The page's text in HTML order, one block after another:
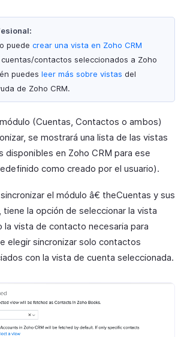
puede crear una vista en Zoho CRM
contactos seleccionados a Zoho
puedes leer más sobre vistas del
de Zoho CRM.
(Cuentas, Contactos o ambos)
se mostrará una lista de las vistas
disponibles en Zoho CRM para ese
como creado por el usuario).
el módulo â€ theCuentas y sus
la opción de seleccionar la vista
la vista de contacto necesaria para
elegir sincronizar solo contactos
con la vista de cuenta seleccionada.